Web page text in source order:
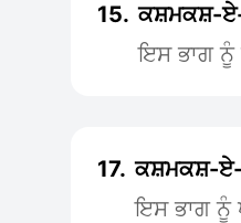
15. ਕਸ਼ਮਕਸ਼-ਏ-
ਇਸ ਭਾਗ
17. ਕਸ਼ਮਕਸ਼-ਏ-
ਇਸ ਭਾਗ